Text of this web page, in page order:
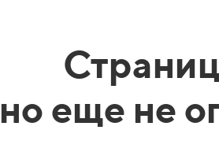
но еще не